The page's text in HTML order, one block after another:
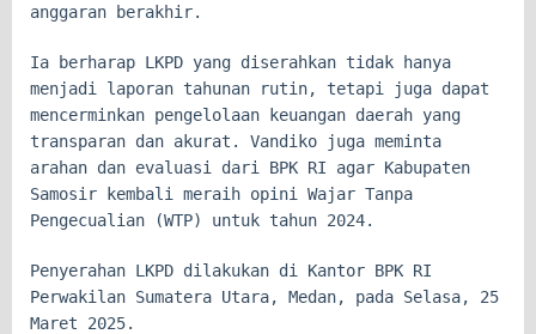
anggaran berakhir.
Ia berharap LKPD yang diserahkan tidak hanya
menjadi laporan tahunan rutin, tetapi juga dapat
mencerminkan pengelolaan keuangan daerah yang
transparan dan akurat. Vandiko juga meminta
arahan dan evaluasi dari BPK RI agar Kabupaten
Samosir kembali meraih opini Wajar Tanpa
Pengecualian (WTP) untuk tahun 2024.
Penyerahan LKPD dilakukan di Kantor BPK RI
Perwakilan Sumatera Utara, Medan, pada Selasa, 25
Maret 2025.